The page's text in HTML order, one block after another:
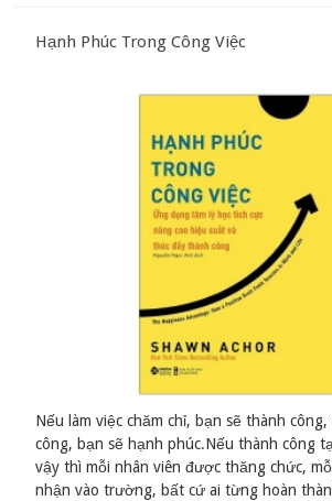
Hạnh Phúc Trong Công Việc
Nếu làm việc chăm chỉ, bạn sẽ thành
công, bạn sẽ hạnh phúc.Nếu thành công
vậy thì mỗi nhân viên được thăng chức,
nhận vào trường, bất cứ ai từng hoàn